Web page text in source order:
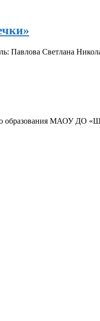
Павлова Светлана
образования МАОУ ДО